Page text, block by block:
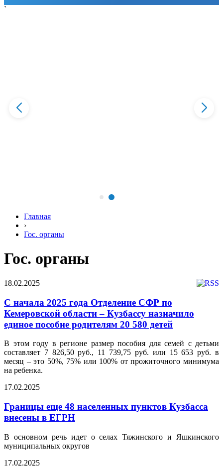
`
Главная
›
Гос. органы
Гос. органы
18.02.2025
С начала 2025 года Отделение СФР по
Кемеровской области – Кузбассу назначило
единое пособие родителям 20 580 детей
В этом году в регионе размер пособия для семей с детьми
составляет 7 826,50 руб., 11 739,75 руб. или 15 653 руб. в
месяц – это 50%, 75% или 100% от прожиточного минимума
на ребенка.
17.02.2025
Границы еще 48 населенных пунктов Кузбасса
внесены в ЕГРН
В основном речь идет о селах Тяжинского и Яшкинского
муниципальных округов
17.02.2025